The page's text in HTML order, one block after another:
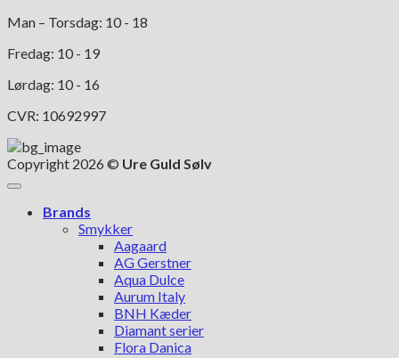
Man – Torsdag: 10 - 18
Fredag: 10 - 19
Lørdag: 10 - 16
CVR: 10692997
Copyright 2026 © Ure Guld Sølv
Brands
Smykker
Aagaard
AG Gerstner
Aqua Dulce
Aurum Italy
BNH Kæder
Diamant serier
Flora Danica